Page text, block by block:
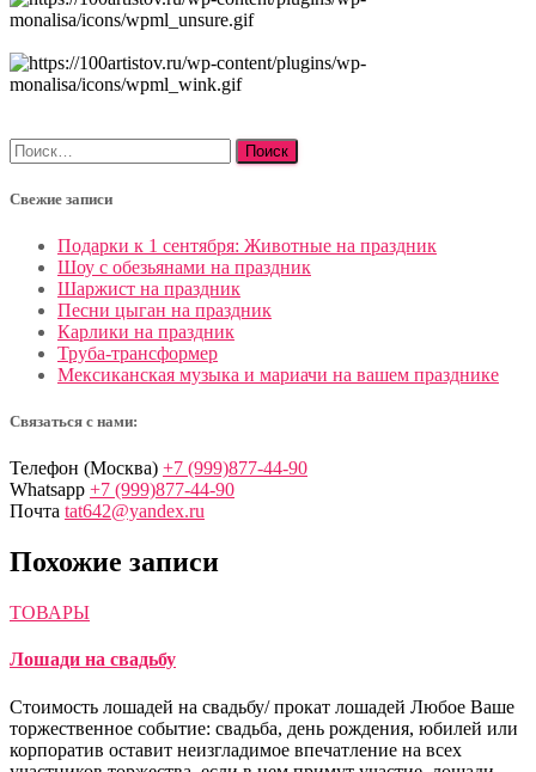
Найти:
Свежие записи
Подарки к 1 сентября: Животные на праздник
Шоу с обезьянами на праздник
Шаржист на праздник
Песни цыган на праздник
Карлики на праздник
Труба-трансформер
Мексиканская музыка и мариачи на вашем празднике
Связаться с нами:
Телефон (Москва) +7 (999)877-44-90
Whatsapp +7 (999)877-44-90
Почта tat642@yandex.ru
Похожие записи
ТОВАРЫ
Лошади на свадьбу
Стоимость лошадей на свадьбу/ прокат лошадей Любое Ваше
торжественное событие: свадьба, день рождения, юбилей или
корпоратив оставит неизгладимое впечатление на всех